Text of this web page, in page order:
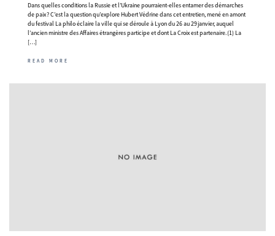
Dans quelles conditions la Russie et l’Ukraine pourraient-elles entamer des démarches
de paix ? C’est la question qu’explore Hubert Védrine dans cet entretien, mené en amont
du festival La philo éclaire la ville qui se déroule à Lyon du 26 au 29 janvier, auquel
l’ancien ministre des Affaires étrangères participe et dont La Croix est partenaire. (1) La
[…]
READ MORE